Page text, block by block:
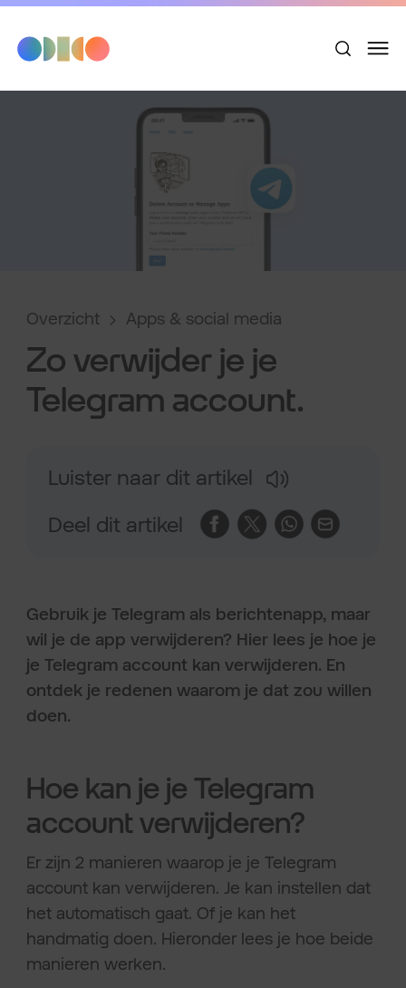
Overzicht Apps & social media
Zo verwijder je je
Telegram account.
Luister naar dit artikel
Deel dit artikel
Gebruik je Telegram als berichtenapp, maar
wil je de app verwijderen? Hier lees je hoe je
je Telegram account kan verwijderen. En
ontdek je redenen waarom je dat zou willen
doen.
Hoe kan je je Telegram
account verwijderen?
Er zijn 2 manieren waarop je je Telegram
account kan verwijderen. Je kan instellen dat
het automatisch gaat. Of je kan het
handmatig doen. Hieronder lees je hoe beide
manieren werken.